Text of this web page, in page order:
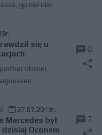
gp niemiec
się u
steiner
0
27.07.2019r.
Mercedes był
Oconem
7